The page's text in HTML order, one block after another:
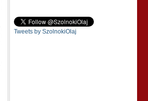
Tweets by SzolnokiOlaj